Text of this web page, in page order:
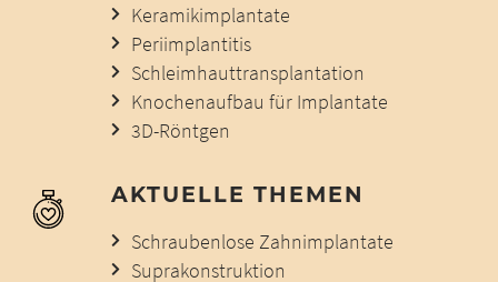
Keramikimplantate
Periimplantitis
Schleimhauttransplantation
Knochenaufbau für Implantate
3D-Röntgen
AKTUELLE THEMEN
Schraubenlose Zahnimplantate
Suprakonstruktion